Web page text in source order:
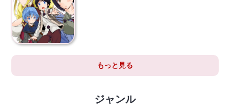
もっと見る
ジャンル